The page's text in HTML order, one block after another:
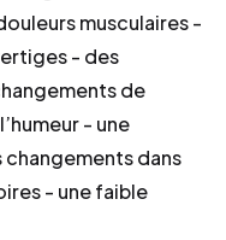
musculaires -
- des
de
- une
dans
- une faible